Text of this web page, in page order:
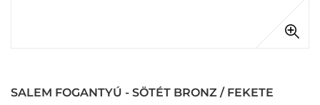
beginning
SALEM FOGANTYÚ - SÖTÉT BRONZ / FEKETE